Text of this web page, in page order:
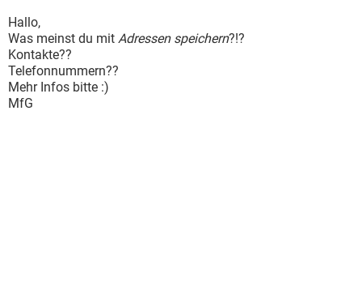
Hallo,
Was meinst du mit Adressen speichern?!?
Kontakte??
Telefonnummern??
Mehr Infos bitte :)
MfG